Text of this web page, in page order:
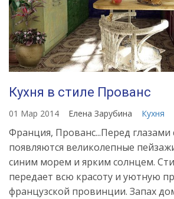
Кухня в стиле Прованс
01 Мар 2014 Елена Зарубина Кухня
Франция, Прованс...Перед глазами
появляются великолепные
синим морем и ярким солнцем.
передает всю красоту и уютную
французской провинции. Запах